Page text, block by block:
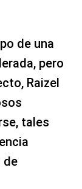
de una
pero
Raizel
tales
de